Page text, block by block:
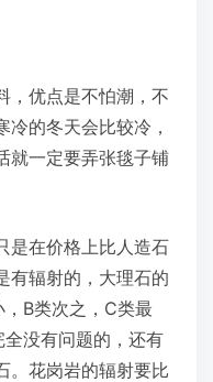
，优点是不怕潮，不
的冬天会比较冷，
就一定要弄张毯子铺
是在价格上比人造石
有辐射的，大理石的
B类次之，C类最
没有问题的，还有
。花岗岩的辐射要比